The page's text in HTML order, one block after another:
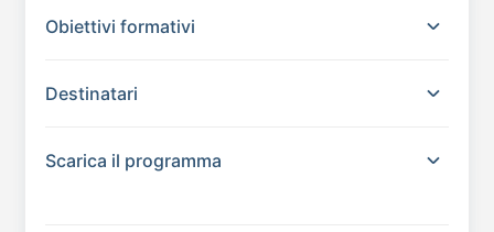
Obiettivi formativi
Destinatari
Scarica il programma